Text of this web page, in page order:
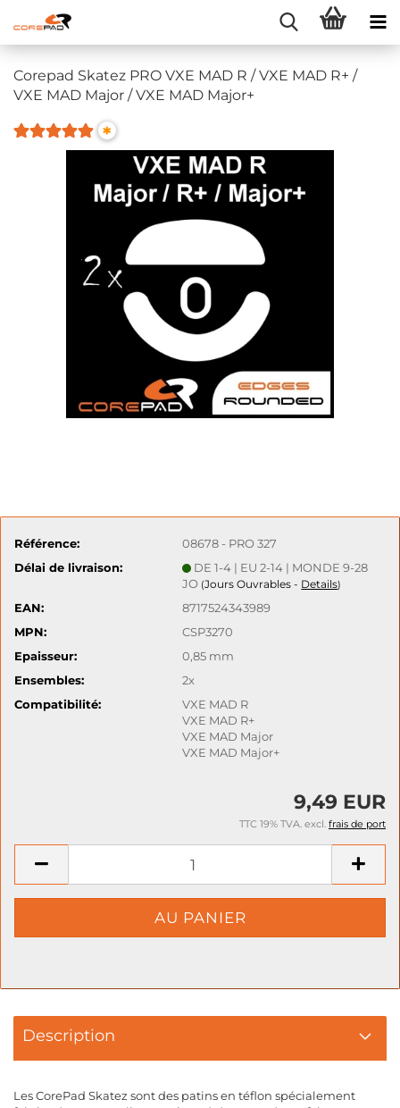
Corepad Skatez PRO VXE MAD R / VXE MAD R+ /
VXE MAD Major / VXE MAD Major+
*
Référence:
08678 - PRO 327
Délai de livraison:
DE 1-4 | EU 2-14 | MONDE 9-28
JO (Jours Ouvrables - Details)
EAN:
8717524343989
MPN:
CSP3270
Epaisseur:
0,85 mm
Ensembles:
2x
Compatibilité:
VXE MAD R
VXE MAD R+
VXE MAD Major
VXE MAD Major+
9,49 EUR
TTC 19% TVA. excl. frais de port
Description
Les CorePad Skatez sont des patins en téflon spécialement